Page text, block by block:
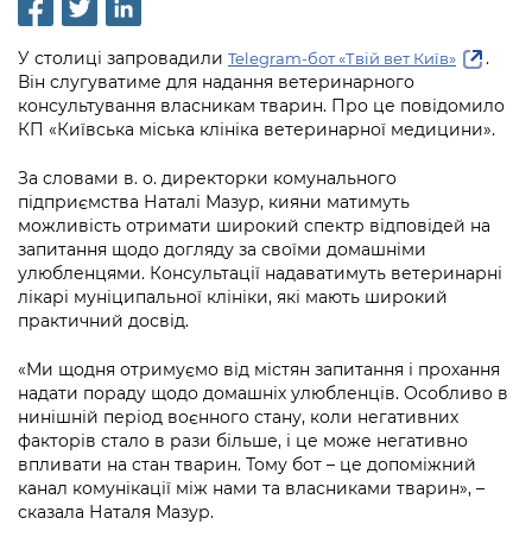
Рішення та розпорядження
Проєкти розпоряджень, що
перебувають на погодженні КМВА
Рішення Київради
Контактна інформація
Графік роботи та прийому громадян
Вакансії
Звернення громадян
Регуляторна діяльність
Промисловість і наука Києва
Освіта та навчальні заклади
Дороги, транспорт та парковки
Навколишнє середовище міста
Культура, спорт, дозвілля
Бізнес та ліцензування
Фінанси та бюджет
Безпека та правопорядок
Ритуальні послуги
Іноземцям / For foreigners
Пам'ятки культурної спадщини
Громадська експертиза
Громадський бюджет
Консультації з громадськістю
Громадська рада
Петиції
Відкритий бюджет
Контактний центр
Допомога учасникам АТО
Рада з питань внутрішньо переміщених
осіб при Київській міській військовій
адміністрації
«Ініціатива «Партнерство «Відкритий
Інформація з обмеженим доступом
Подати запит онлайн
інших актів
Нормативна база
Питання і відповіді про публічну
інформацію
бездіяльності розпорядників інформації
Звіти про опрацювання запитів на
публічну інформацію
Інформація для споживачів
Медіагалерея
Підписатися на новини та анонси від
КМДА / Subscribe to announcements
from the KCSA
Порядок акредитації медіа /
Accreditation process
Подати журналістський запит /
Submitting a media request
Зйомки в лікарнях в умовах воєнного
стану / Rules for media coverage of
hospitals at work under martial law
Контакти для медіа / Contacts for mass
media
Портал Послуг
У столиці запровадили Telegram-бот «Твій вет Київ»
.
Він слугуватиме для надання ветеринарного
консультування власникам тварин. Про це повідомило
КП «Київська міська клініка ветеринарної медицини».
За словами в. о. директорки комунального
підприємства Наталі Мазур, кияни матимуть
можливість отримати широкий спектр відповідей на
запитання щодо догляду за своїми домашніми
улюбленцями. Консультації надаватимуть ветеринарні
лікарі муніципальної клініки, які мають широкий
практичний досвід.
«Ми щодня отримуємо від містян запитання і прохання
надати пораду щодо домашніх улюбленців. Особливо в
нинішній період воєнного стану, коли негативних
факторів стало в рази більше, і це може негативно
впливати на стан тварин. Тому бот – це допоміжний
канал комунікації між нами та власниками тварин», –
сказала Наталя Мазур.